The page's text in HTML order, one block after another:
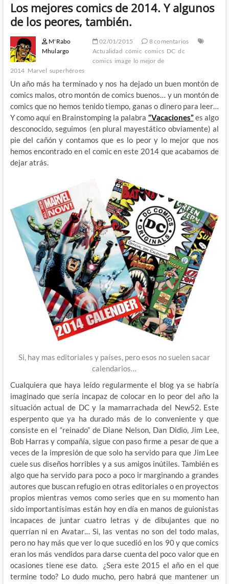
Los mejores comics de 2014. Y algunos
de los peores, también.
M'Rabo
Mhulargo
02/01/2015
8 comentarios
Actualidad cómic comics DC dc
comics image lo mejor de
2014 Marvel superhéroes
Un año más ha terminado y nos ha dejado un buen montón de
comics malos, otro montón de comics buenos… y un montón de
comics que no hemos tenido tiempo, ganas o dinero para leer…
Y como aquí en Brainstomping la palabra “Vacaciones”es algo
desconocido, seguimos (en plural mayestático obviamente) al
pie del cañón y contamos que es lo peor y lo mejor que nos
hemos encontrado en el comic en este 2014 que acabamos de
dejar atrás.
Si, hay mas editoriales y países, pero esos no suelen sacar
calendarios…
Cualquiera que haya leído regularmente el blog ya se habría
imaginado que sería incapaz de colocar en lo peor del año la
situación actual de DC y la mamarrachada del New52. Este
esperpento que ya ha durado más de lo conveniente y que
consiste en el “reinado” de Diane Nelson, Dan Didio, Jim Lee,
Bob Harras y compañía, sigue con paso firme a pesar de que a
veces de la impresión de que solo ha servido para que Jim Lee
cuele sus diseños horribles y a sus amigos inútiles. También es
algo que ha servido para poco a poco ir marginando a grandes
autores que buscan refugio en otras editoriales o en proyectos
propios mientras vemos como series que en su momento han
sido importantísimas están hoy en día en manos de guionistas
incapaces de juntar cuatro letras y de dibujantes que no
querrían ni en Avatar… Si, las ventas no son del todo malas,
pero no hay más que ver lo que sucedió en los 90 y que comics
eran los más vendidos para darse cuenta del poco valor que en
ocasiones tiene ese dato. ¿Sera este 2015 el año en el que
termine todo? Lo dudo mucho, pero habrá que mantener un